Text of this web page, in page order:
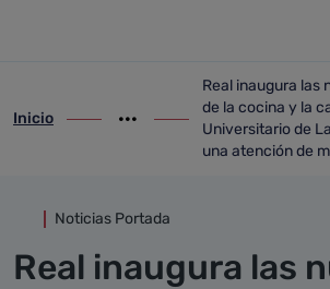
ir-a inicio
Inicio
Mostrar opciones del
ir-a Real inaugura
Real inaugura las
de la cocina y la
Universitario de
una atención de
Noticias Portada
Real inaugura las